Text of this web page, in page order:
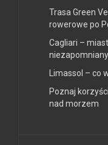
Trasa Green
rowerowe po
Cagliari –
Limassol – co
Poznaj
nad morzem